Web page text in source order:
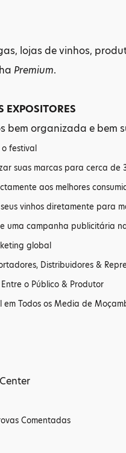
lojas de vinhos,
Premium.
EXPOSITORES
bem organizada e bem
festival
suas marcas para cerca de
aos melhores
vinhos diretamente para
uma campanha publicitária
global
Distribuidores &
o Público & Produtor
Todos os Media de
Comentadas